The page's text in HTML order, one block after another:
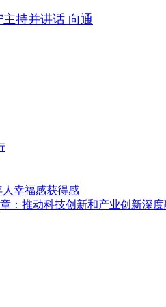
持并讲话 向通
幸福感获得感
：推动科技创新和产业创新深